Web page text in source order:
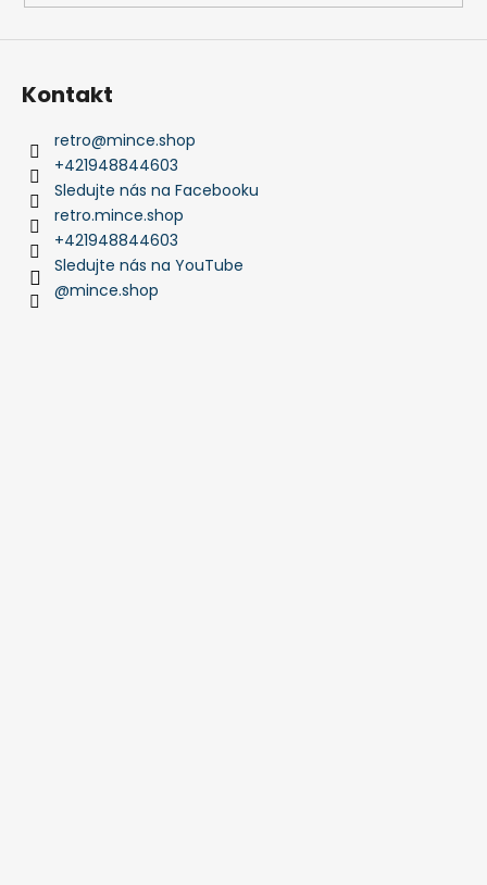
Kontakt
retro@mince.shop
+421948844603
Sledujte nás na Facebooku
retro.mince.shop
+421948844603
Sledujte nás na YouTube
@mince.shop